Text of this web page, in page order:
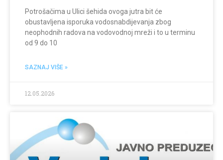
Potrošačima u Ulici šehida ovoga jutra bit će
obustavljena isporuka vodosnabdijevanja zbog
neophodnih radova na vodovodnoj mreži i to u terminu
od 9 do 10
SAZNAJ VIŠE »
12.05.2026